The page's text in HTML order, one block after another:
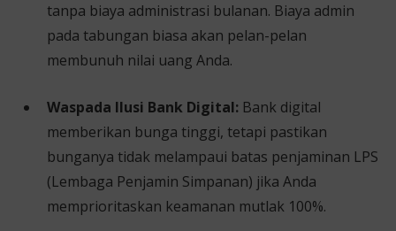
tanpa biaya administrasi bulanan. Biaya admin
pada tabungan biasa akan pelan-pelan
membunuh nilai uang Anda.
Waspada Ilusi Bank Digital: Bank digital
memberikan bunga tinggi, tetapi pastikan
bunganya tidak melampaui batas penjaminan LPS
(Lembaga Penjamin Simpanan) jika Anda
memprioritaskan keamanan mutlak 100%.